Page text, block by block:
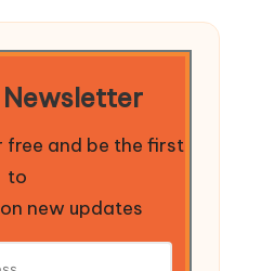
Newsletter
free and be the first
to
new updates